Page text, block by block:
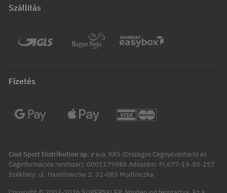
Szállítás
Fizetés
Cool Sport Distribution sp. z o.o. KRS (Országos Cégnyilvántartó és
Céginformációs rendszer): 0001179986 Adószám: PL677-19-50-257
Székhely: ul. Handlowców 2, 32-085 Modlniczka